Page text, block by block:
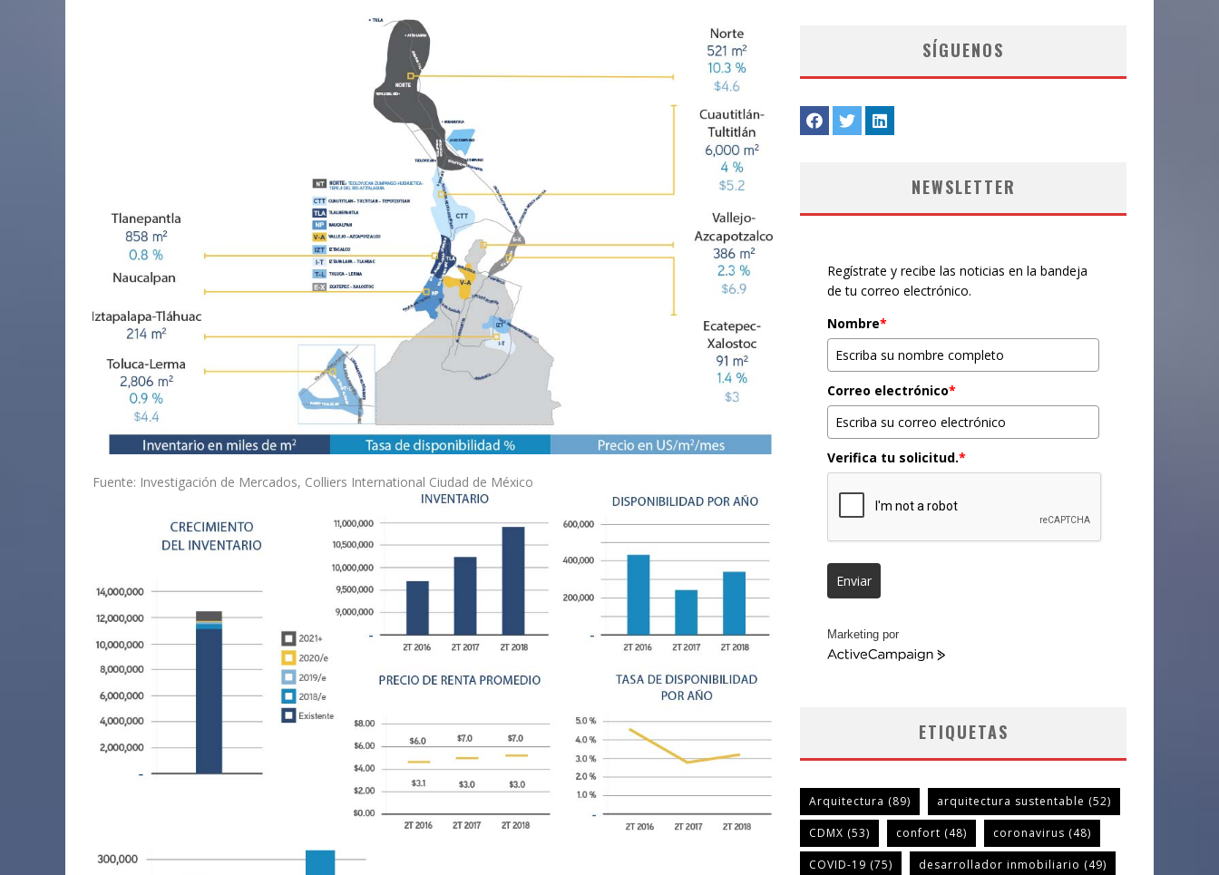
Fuente: Investigación de Mercados, Colliers International Ciudad de México
SÍGUENOS
NEWSLETTER
Regístrate y recibe las noticias en la bandeja
de tu correo electrónico.
Nombre*
Correo electrónico*
Verifica tu solicitud.*
Enviar
Marketing por
ActiveCampaign
ETIQUETAS
Arquitectura (89) arquitectura sustentable (52)
CDMX (53) confort (48) coronavirus (48)
COVID-19 (75) desarrollador inmobiliario (49)